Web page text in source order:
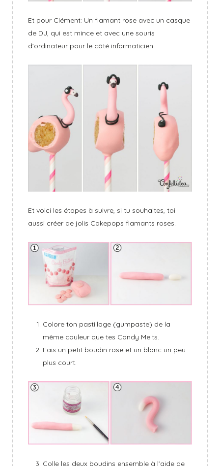
Et pour Clément: Un flamant rose avec un casque
de DJ, qui est mince et avec une souris
d’ordinateur pour le côté informaticien.
Et voici les étapes à suivre, si tu souhaites, toi
aussi créer de jolis Cakepops flamants roses.
Colore ton pastillage (gumpaste) de la
même couleur que tes Candy Melts.
Fais un petit boudin rose et un blanc un peu
plus court.
Colle les deux boudins ensemble à l’aide de